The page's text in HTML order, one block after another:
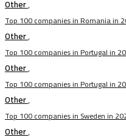
Other,
Top 100 companies in Romania in
Other,
Top 100 companies in Portugal in
Other,
Top 100 companies in Portugal in
Other,
Top 100 companies in Sweden in
Other,